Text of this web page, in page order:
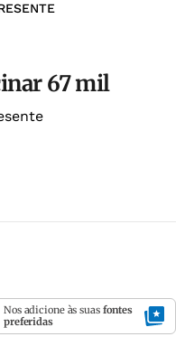
67 mil
Nos adicione às suas fontes
preferidas